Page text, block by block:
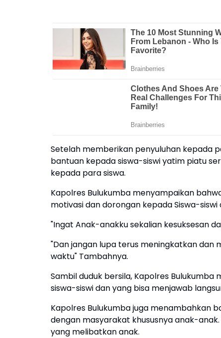
Setelah memberikan penyuluhan kepada
bantuan kepada siswa-siswi yatim piatu
kepada para siswa.
Kapolres Bulukumba menyampaikan
motivasi dan dorongan kepada Siswa-
"Ingat Anak-anakku sekalian kesuksesan
"Dan jangan lupa terus meningkatkan dan
waktu" Tambahnya.
Sambil duduk bersila, Kapolres
siswa-siswi dan yang bisa menjawab
Kapolres Bulukumba juga menambahkan
dengan masyarakat khususnya anak-
yang melibatkan anak.